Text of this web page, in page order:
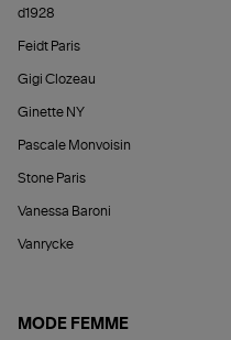
d1928
Feidt Paris
Gigi Clozeau
Ginette NY
Pascale Monvoisin
Stone Paris
Vanessa Baroni
Vanrycke
MODE FEMME